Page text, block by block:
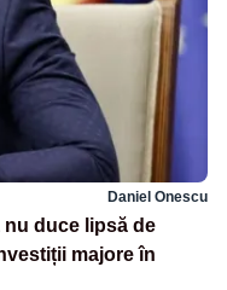
Daniel Onescu
duce lipsă de
majore în